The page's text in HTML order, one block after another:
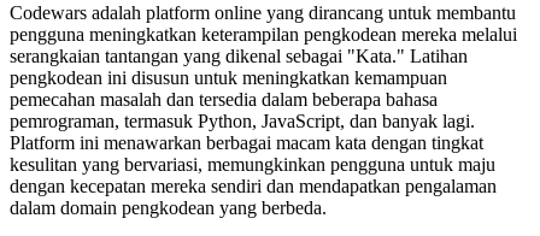
Codewars adalah platform online yang dirancang untuk membantu
pengguna meningkatkan keterampilan pengkodean mereka melalui
serangkaian tantangan yang dikenal sebagai "Kata." Latihan
pengkodean ini disusun untuk meningkatkan kemampuan
pemecahan masalah dan tersedia dalam beberapa bahasa
pemrograman, termasuk Python, JavaScript, dan banyak lagi.
Platform ini menawarkan berbagai macam kata dengan tingkat
kesulitan yang bervariasi, memungkinkan pengguna untuk maju
dengan kecepatan mereka sendiri dan mendapatkan pengalaman
dalam domain pengkodean yang berbeda.